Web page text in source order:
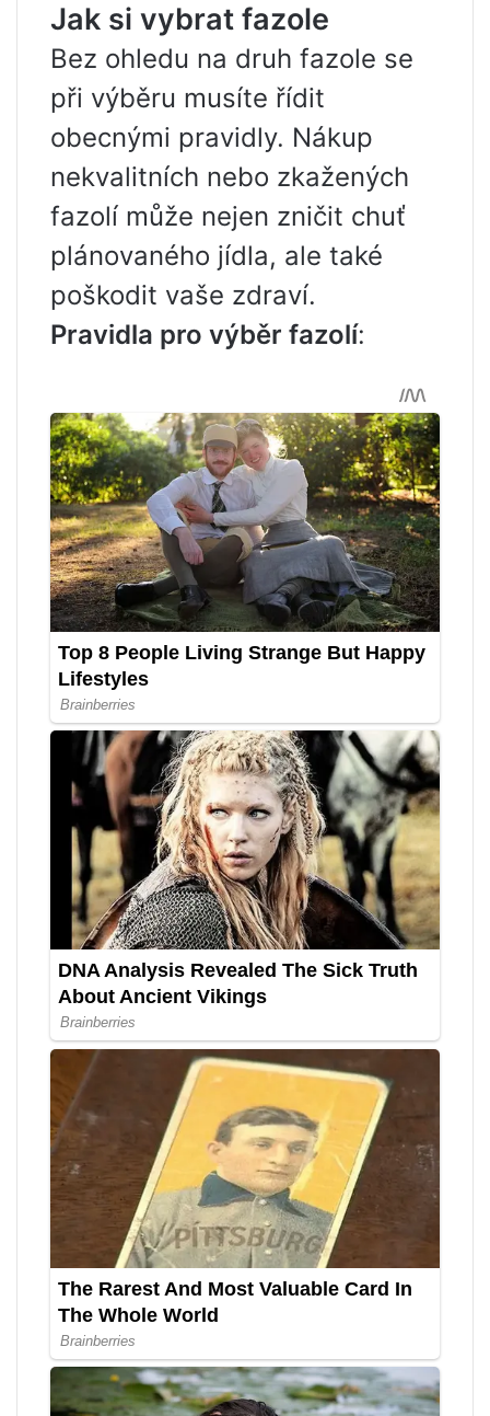
Jak si vybrat fazole
Bez ohledu na druh fazole se
při výběru musíte řídit
obecnými pravidly. Nákup
nekvalitních nebo zkažených
fazolí může nejen zničit chuť
plánovaného jídla, ale také
poškodit vaše zdraví.
Pravidla pro výběr fazolí: